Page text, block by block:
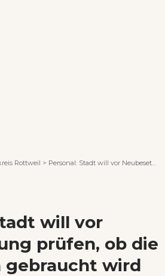
Rottweil > Personal: Stadt will vor Neubesetzung prüfen, ob die Stelle noch gebraucht wird
will vor
prüfen, ob die
gebraucht wird